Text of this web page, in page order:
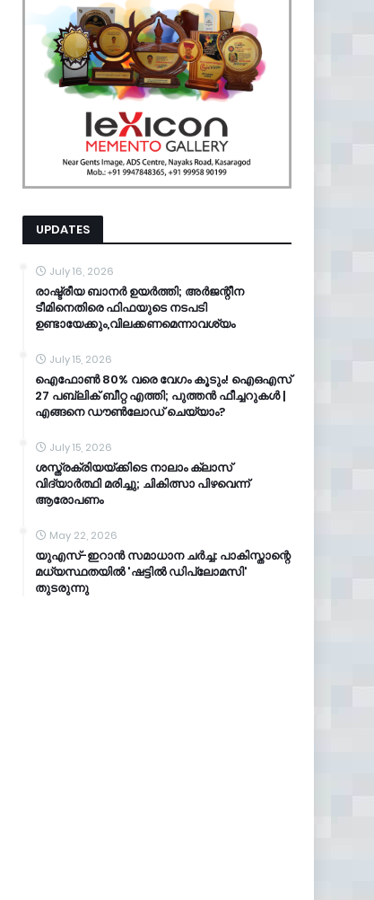
UPDATES
July 16, 2026
രാഷ്ട്രീയ ബാനർ ഉയർത്തി; അർജന്റീന
ടീമിനെതിരെ ഫിഫയുടെ നടപടി
ഉണ്ടായേക്കും,വിലക്കണമെന്നാവശ്യം
July 15, 2026
ഐഫോൺ 80% വരെ വേഗം കൂടും! ഐഒഎസ്
27 പബ്ലിക് ബീറ്റ എത്തി; പുത്തൻ ഫീച്ചറുകൾ |
എങ്ങനെ ഡൗൺലോഡ് ചെയ്യാം?
July 15, 2026
ശസ്ത്രക്രിയയ്ക്കിടെ നാലാം ക്ലാസ്
വിദ്യാർത്ഥി മരിച്ചു; ചികിത്സാ പിഴവെന്ന്
ആരോപണം
May 22, 2026
യുഎസ്-ഇറാൻ സമാധാന ചർച്ച: പാകിസ്താന്റെ
മധ്യസ്ഥതയിൽ 'ഷട്ടിൽ ഡിപ്ലോമസി'
തുടരുന്നു